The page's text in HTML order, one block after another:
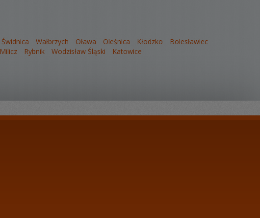
Świdnica Wałbrzych Oława Oleśnica Kłodzko
Bolesławiec
Milicz Rybnik Wodzisław Śląski Katowice